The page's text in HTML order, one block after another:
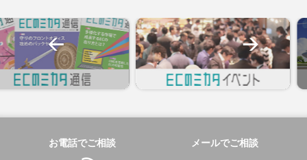
お電話でご相談 メールでご相談